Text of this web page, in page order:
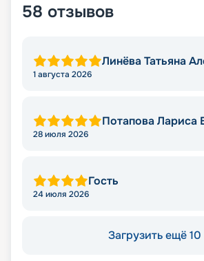
58 отзывов
Линёва Татьяна
1 августа 2026
Потапова Лариса
28 июля 2026
Гость
24 июля 2026
Загрузить ещё 10